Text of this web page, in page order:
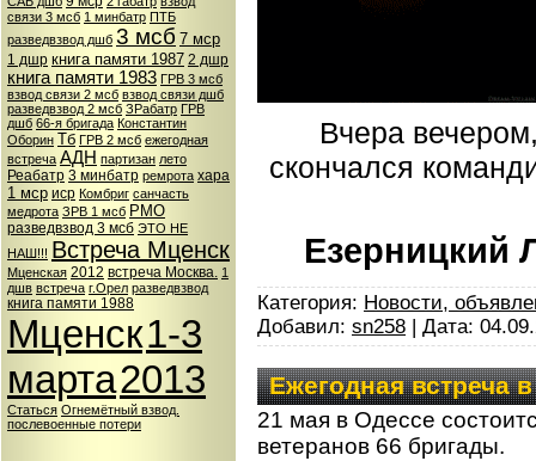
связи 3 мсб 1 минбатр ПТБ
разведвзвод дшб 3 мсб 7 мср
1 дшр книга памяти 1987 2 дшр
книга памяти 1983 ГРВ 3 мсб
взвод связи 2 мсб взвод связи дшб
разведвзвод 2 мсб ЗРабатр ГРВ
дшб 66-я бригада Константин
Оборин Тб ГРВ 2 мсб ежегодная
встреча АДН партизан лето
Реабатр 3 минбатр ремрота хара
1 мср иср Комбриг санчасть
медрота ЗРВ 1 мсб РМО
разведвзвод 3 мсб ЭТО НЕ
НАШ!!! Встреча Мценск
Мценская 2012 встреча Москва. 1
дшв встреча г.Орел разведвзвод
книга памяти 1988
Мценск1-3
марта2013
Статься Огнемётный взвод.
послевоенные потери
Вчера
скончался
Езерницкий
Категория: Новости,
Добавил: sn258 | Дата:
Ежегодная встреча
21 мая в Одессе
ветеранов 66 бригады.